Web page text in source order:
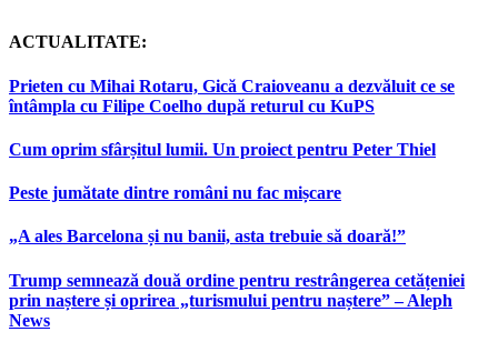
ACTUALITATE:
Prieten cu Mihai Rotaru, Gică Craioveanu a dezvăluit ce se
întâmpla cu Filipe Coelho după returul cu KuPS
Cum oprim sfârșitul lumii. Un proiect pentru Peter Thiel
Peste jumătate dintre români nu fac mișcare
„A ales Barcelona și nu banii, asta trebuie să doară!”
Trump semnează două ordine pentru restrângerea cetățeniei
prin naștere și oprirea „turismului pentru naștere” – Aleph
News